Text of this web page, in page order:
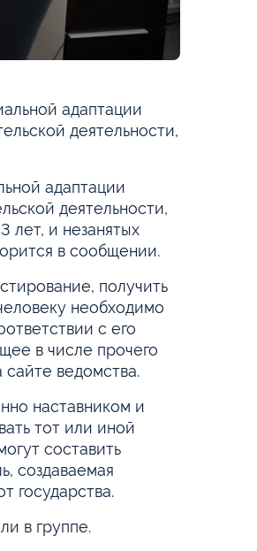
адаптации
деятельности,
адаптации
деятельности,
лет, и незанятых
в сообщении.
получить
необходимо
с его
в числе прочего
ведомства.
наставником и
тот или иной
составить
создаваемая
государства.
в группе.